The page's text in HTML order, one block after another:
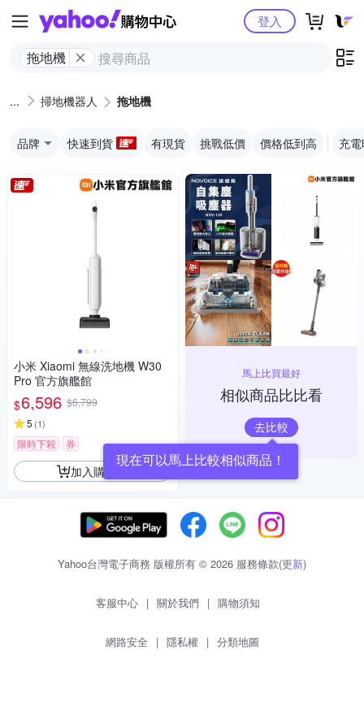
Yahoo購物中心
拖地機
登入
掃地機器人 拖地機
品牌 快速到貨 有現貨 挑戰低價 價格低到高 充
小米 Xiaomi 無線洗地機 W30
Pro 官方旗艦館
$6,596 $6,799
5 (1)
限時下殺 券
加入購物車
馬上比買最好
相似商品比比看
去比較
現在可以馬上比較相似商品！
Yahoo台灣電子商務 版權所有 © 2026 服務條款(更新)
客服中心 | 關於我們 | 購物須知
網路安全 | 隱私權 | 分類地圖